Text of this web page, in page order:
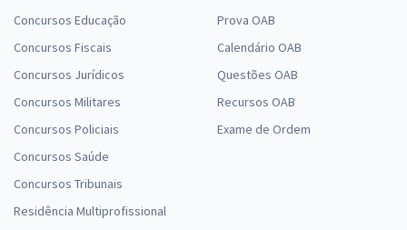
Concursos Educação
Concursos Fiscais
Concursos Jurídicos
Concursos Militares
Concursos Policiais
Concursos Saúde
Concursos Tribunais
Residência Multiprofissional
Prova OAB
Calendário OAB
Questões OAB
Recursos OAB
Exame de Ordem